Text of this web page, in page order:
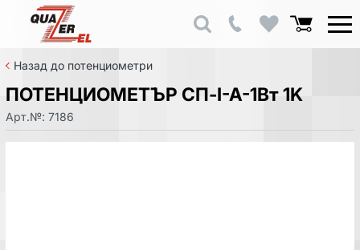
Назад до потенциометри
ПОТЕНЦИОМЕТЪР СП-I-A-1Вт 1K
Арт.№: 7186